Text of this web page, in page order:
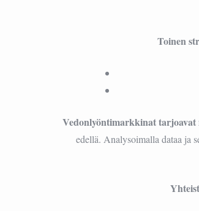
Toinen
Vedonlyöntimarkkinat tarjoavat
edellä. Analysoimalla dataa ja